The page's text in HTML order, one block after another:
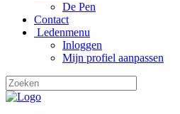
De Pen
Contact
Ledenmenu
Inloggen
Mijn profiel aanpassen